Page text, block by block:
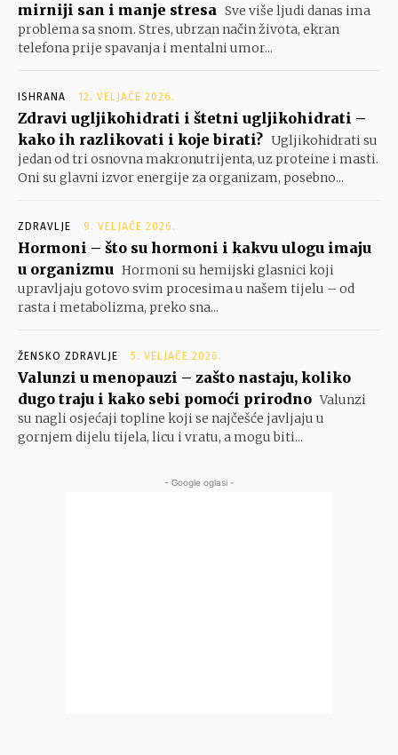
mirniji san i manje stresa Sve više ljudi danas ima
problema sa snom. Stres, ubrzan način života, ekran
telefona prije spavanja i mentalni umor...
ISHRANA 12. VELJAČE 2026.
Zdravi ugljikohidrati i štetni ugljikohidrati –
kako ih razlikovati i koje birati? Ugljikohidrati su
jedan od tri osnovna makronutrijenta, uz proteine i masti.
Oni su glavni izvor energije za organizam, posebno...
ZDRAVLJE 9. VELJAČE 2026.
Hormoni – što su hormoni i kakvu ulogu imaju
u organizmu Hormoni su hemijski glasnici koji
upravljaju gotovo svim procesima u našem tijelu – od
rasta i metabolizma, preko sna...
ŽENSKO ZDRAVLJE 5. VELJAČE 2026.
Valunzi u menopauzi – zašto nastaju, koliko
dugo traju i kako sebi pomoći prirodno Valunzi
su nagli osjećaji topline koji se najčešće javljaju u
gornjem dijelu tijela, licu i vratu, a mogu biti...
- Google oglasi -